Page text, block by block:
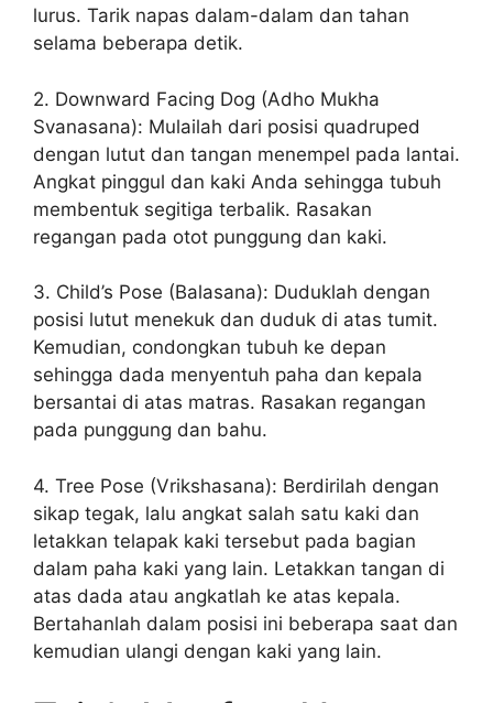
lurus. Tarik napas dalam-dalam dan tahan
selama beberapa detik.
2. Downward Facing Dog (Adho Mukha
Svanasana): Mulailah dari posisi quadruped
dengan lutut dan tangan menempel pada lantai.
Angkat pinggul dan kaki Anda sehingga tubuh
membentuk segitiga terbalik. Rasakan
regangan pada otot punggung dan kaki.
3. Child’s Pose (Balasana): Duduklah dengan
posisi lutut menekuk dan duduk di atas tumit.
Kemudian, condongkan tubuh ke depan
sehingga dada menyentuh paha dan kepala
bersantai di atas matras. Rasakan regangan
pada punggung dan bahu.
4. Tree Pose (Vrikshasana): Berdirilah dengan
sikap tegak, lalu angkat salah satu kaki dan
letakkan telapak kaki tersebut pada bagian
dalam paha kaki yang lain. Letakkan tangan di
atas dada atau angkatlah ke atas kepala.
Bertahanlah dalam posisi ini beberapa saat dan
kemudian ulangi dengan kaki yang lain.